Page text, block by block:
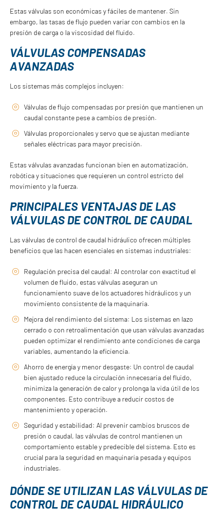
Estas válvulas son económicas y fáciles de mantener. Sin
embargo, las tasas de flujo pueden variar con cambios en la
presión de carga o la viscosidad del fluido.
VÁLVULAS COMPENSADAS
AVANZADAS
Los sistemas más complejos incluyen:
Válvulas de flujo compensadas por presión que mantienen un
caudal constante pese a cambios de presión.
Válvulas proporcionales y servo que se ajustan mediante
señales eléctricas para mayor precisión.
Estas válvulas avanzadas funcionan bien en automatización,
robótica y situaciones que requieren un control estricto del
movimiento y la fuerza.
PRINCIPALES VENTAJAS DE LAS
VÁLVULAS DE CONTROL DE CAUDAL
Las válvulas de control de caudal hidráulico ofrecen múltiples
beneficios que las hacen esenciales en sistemas industriales:
Regulación precisa del caudal: Al controlar con exactitud el
volumen de fluido, estas válvulas aseguran un
funcionamiento suave de los actuadores hidráulicos y un
movimiento consistente de la maquinaria.
Mejora del rendimiento del sistema: Los sistemas en lazo
cerrado o con retroalimentación que usan válvulas avanzadas
pueden optimizar el rendimiento ante condiciones de carga
variables, aumentando la eficiencia.
Ahorro de energía y menor desgaste: Un control de caudal
bien ajustado reduce la circulación innecesaria del fluido,
minimiza la generación de calor y prolonga la vida útil de los
componentes. Esto contribuye a reducir costos de
mantenimiento y operación.
Seguridad y estabilidad: Al prevenir cambios bruscos de
presión o caudal, las válvulas de control mantienen un
comportamiento estable y predecible del sistema. Esto es
crucial para la seguridad en maquinaria pesada y equipos
industriales.
DÓNDE SE UTILIZAN LAS VÁLVULAS DE
CONTROL DE CAUDAL HIDRÁULICO